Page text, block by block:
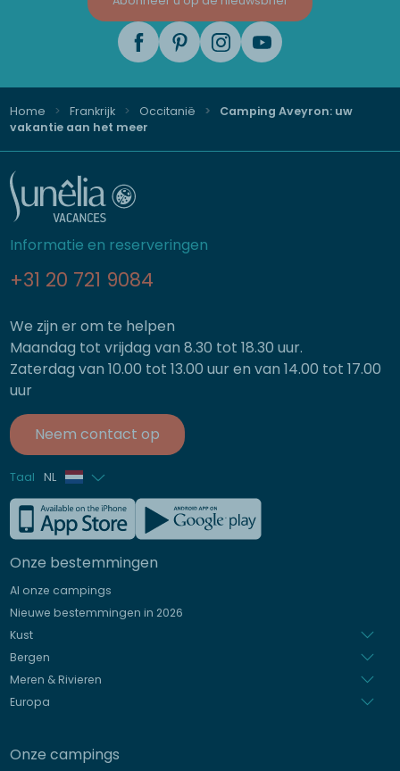
Home Frankrijk Occitanië
Camping Aveyron: uw
vakantie aan het meer
Informatie en reserveringen
+31 20 721 9084
We zijn er om te helpen
Maandag tot vrijdag van 8.30 tot 18.30 uur.
Zaterdag van 10.00 tot 13.00 uur en van 14.00 tot 17.00
uur
Neem contact op
Taal NL
Frans
Engels
Duits
Italiaans
Onze bestemmingen
Al onze campings
Nieuwe bestemmingen in 2026
Kust
Bergen
Meren & Rivieren
Europa
Onze campings